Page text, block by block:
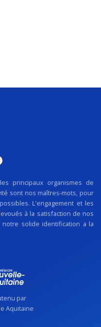
principaux organismes de
sont nos maîtres-mots, pour
L'engagement et les
à la satisfaction de nos
solide identification a la
par
Aquitaine